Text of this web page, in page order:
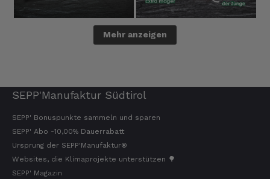
Mehr anzeigen
SEPP'Manufaktur Südtirol
SEPP' Bonuspunkte sammeln und sparen
SEPP' Abo -10,00% Dauerrabatt
Ursprung der SEPP'Manufaktur®
Websites, die Klimaprojekte unterstützen 🌳
SEPP' Magazin